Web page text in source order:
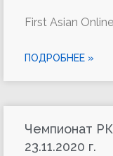
First Asian
ПОДРОБНЕЕ »
Чемпионат
23.11.2020 г.